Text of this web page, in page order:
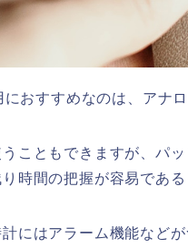
おすすめなのは、アナロ
こともできますが、パ
時間の把握が容易であ
にはアラーム機能など